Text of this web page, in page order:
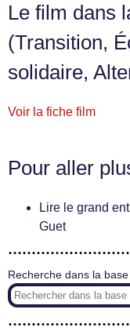
Le film dans
(Transition,
solidaire,
Voir la fiche film
Pour aller
Lire le grand
Guet
Recherche dans la